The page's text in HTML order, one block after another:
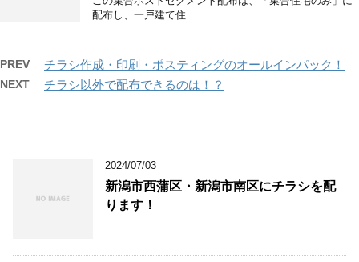
配布し、一戸建て住 …
PREV チラシ作成・印刷・ポスティングのオールインパック！
NEXT チラシ以外で配布できるのは！？
2024/07/03
新潟市西蒲区・新潟市南区にチラシを配
ります！